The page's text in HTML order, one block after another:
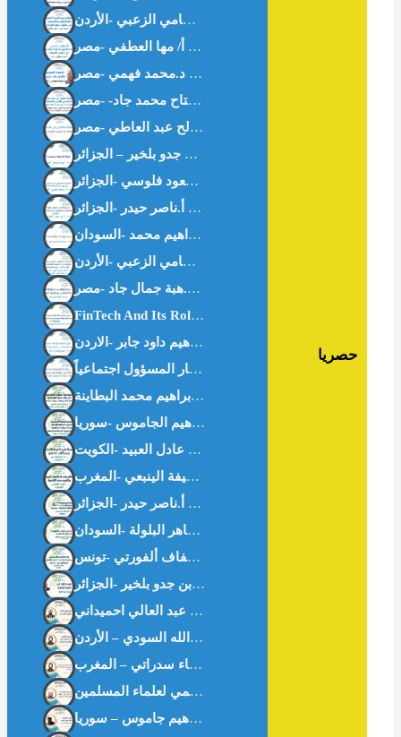
حصريا
التورق المصرفي المنظم دراسة فقهية مقاصدية أ: عبد العالي احميداني
تكامل تقنية البلوكشين مع عمليات التدقيق الشرعي في عصر التكنولوجيا المتقدمة نبيله فارس علاونه / وجدان عبدالله السودي – الأردن